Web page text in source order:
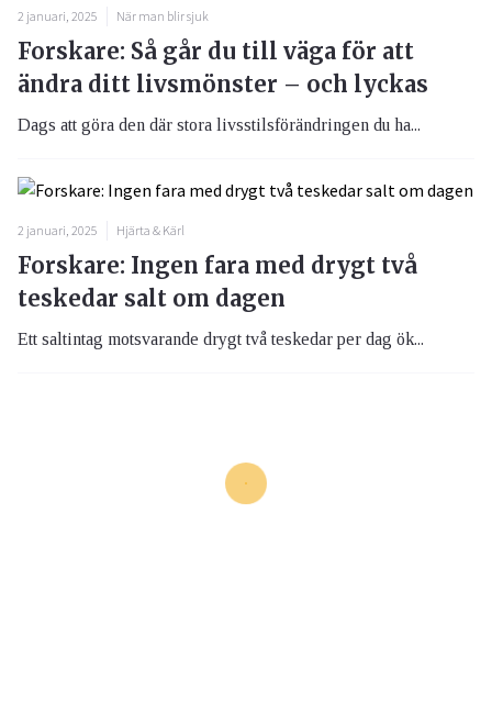
2 januari, 2025 När man blir sjuk
Forskare: Så går du till väga för att
ändra ditt livsmönster – och lyckas
Dags att göra den där stora livsstilsförändringen du ha...
2 januari, 2025 Hjärta & Kärl
Forskare: Ingen fara med drygt två
teskedar salt om dagen
Ett saltintag motsvarande drygt två teskedar per dag ök...